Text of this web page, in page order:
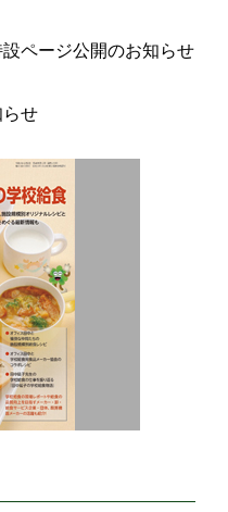
ページ公開のお知らせ
せ